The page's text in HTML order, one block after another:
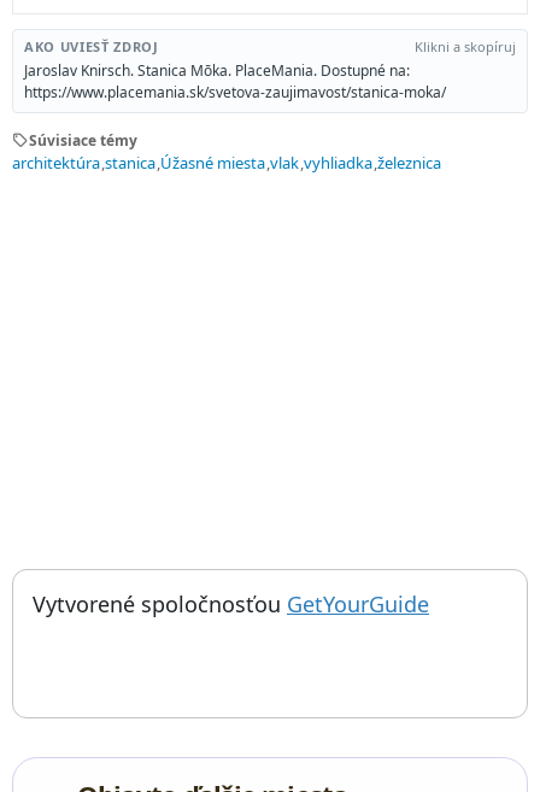
AKO UVIESŤ ZDROJ Klikni a skopíruj
Jaroslav Knirsch. Stanica Mōka. PlaceMania. Dostupné na:
https://www.placemania.sk/svetova-zaujimavost/stanica-moka/
sellSúvisiace témy
architektúra stanica Úžasné miesta vlak vyhliadka železnica
Things to do near Stanica Mōka, もおかえき, 真岡駅,
Vytvorené spoločnosťou GetYourGuide; otvorí sa